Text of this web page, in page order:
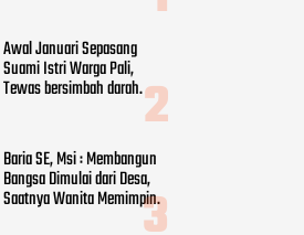
Awal Januari Sepasang
Suami Istri Warga Pali,
Tewas bersimbah darah.
Baria SE, Msi : Membangun
Bangsa Dimulai dari Desa,
Saatnya Wanita Memimpin.